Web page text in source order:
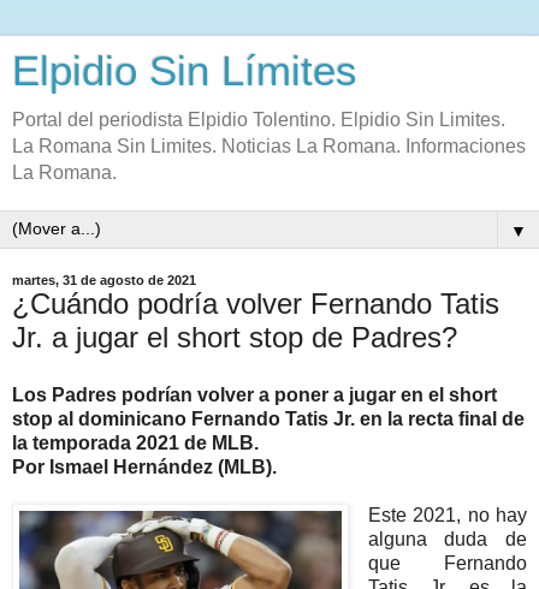
Elpidio Sin Límites
Portal del periodista Elpidio Tolentino. Elpidio Sin Limites.
La Romana Sin Limites. Noticias La Romana. Informaciones
La Romana.
▼
martes, 31 de agosto de 2021
¿Cuándo podría volver Fernando Tatis
Jr. a jugar el short stop de Padres?
Los Padres podrían volver a poner a jugar en el short
stop al dominicano Fernando Tatis Jr. en la recta final de
la temporada 2021 de MLB.
Por Ismael Hernández (MLB).
Este 2021, no hay
alguna duda de
que Fernando